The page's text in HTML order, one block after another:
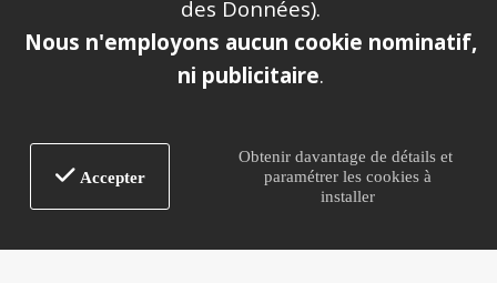
des Données).
Nous n'employons aucun cookie nominatif,
ni publicitaire.
Accepter
Obtenir davantage de détails et
paramétrer les cookies à
installer
Mentions légales |Plan du site
Alexandre Dubost Assurances® - Immatriculé à